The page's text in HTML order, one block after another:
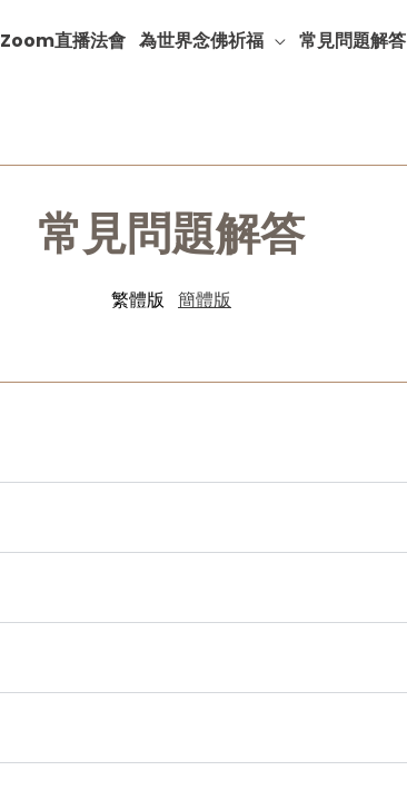
Zoom直播法會 為世界念佛祈福 常見問題解答
常見問題解答
繁體版 簡體版